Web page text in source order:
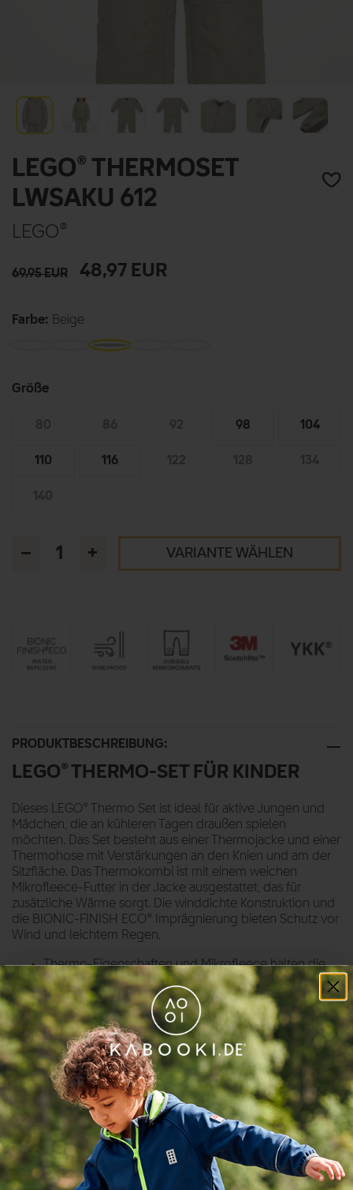
LEGO® THERMOSET
LWSAKU 612
LEGO®
69,95EUR 48,97 EUR
Farbe: Beige
Größe
98 104
110 116
– + VARIANTE WÄHLEN
PRODUKTBESCHREIBUNG:
LEGO® THERMO-SET FÜR KINDER
Dieses LEGO® Thermo Set ist ideal für aktive Jungen und
Mädchen, die an kühleren Tagen draußen spielen
möchten. Das Set besteht aus einer Thermojacke und einer
Thermohose mit Verstärkungen an den Knien und am der
Sitzfläche. Das Thermokombi ist mit einem weichen
Mikrofleece-Futter in der Jacke ausgestattet, das für
zusätzliche Wärme sorgt. Die winddichte Konstruktion und
die BIONIC-FINISH ECO® Imprägnierung bieten Schutz vor
Wind und leichtem Regen.
Thermo-Eigenschaften und Mikrofleece halten die
Kinder warm an kühlen Tagen.
3M reflektierende Emblem und Paspeln sorgen für
bessere Sichtbarkeit im Dunkeln.
Verstellbarer und elastischer Bund an der Hose für
optimalen Sitz.
Die Verstärkungen an Knie und Gesäß machen die
Hose extra strapazierfähig.
Daumenlöcher und Zipper-Puller in den Größen 98-
140.
Windschutzleiste unter dem YKK
Hauptreißverschluss.
Praktische Fronttaschen für kleine Schätze
Geschweißtes Muster für einen besonderen Look.